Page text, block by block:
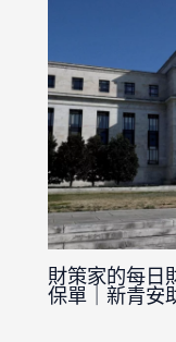
財策家的每日
保單｜新青安